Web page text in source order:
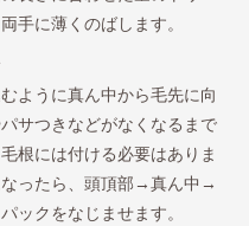
手に薄くのばします。
ように真ん中から毛先に向
サつきなどがなくなるまで
根には付ける必要はありま
ったら、頭頂部→真ん中→
ックをなじませます。